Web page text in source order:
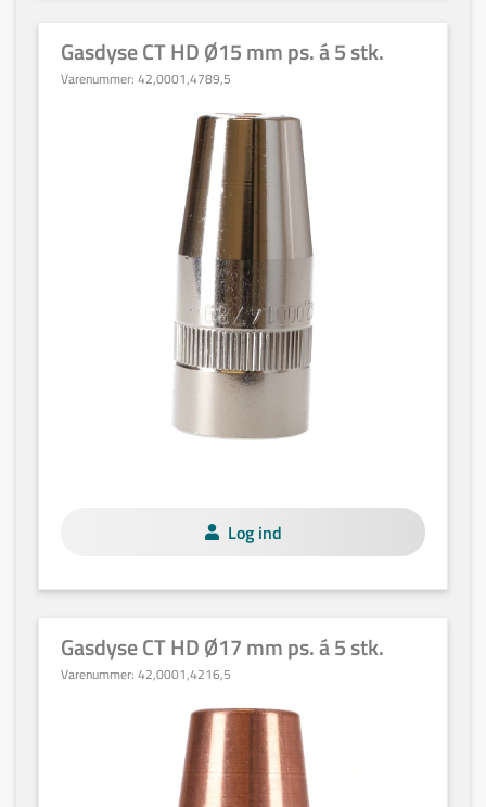
Gasdyse CT HD Ø15 mm ps. á 5 stk.
Varenummer: 42,0001,4789,5
Log ind
Gasdyse CT HD Ø17 mm ps. á 5 stk.
Varenummer: 42,0001,4216,5